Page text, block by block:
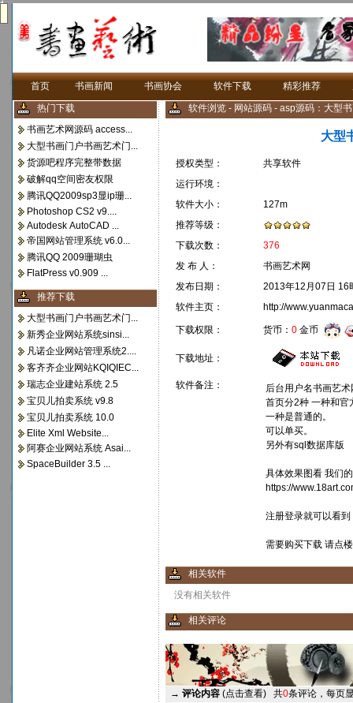
首页 书画新闻 书画协会 软件下载 精彩推荐
热门下载
书画艺术网源码 access...
大型书画门户书画艺术门...
货源吧程序完整带数据
破解qq空间密友权限
腾讯QQ2009sp3显ip珊...
Photoshop CS2 v9....
Autodesk AutoCAD ...
帝国网站管理系统 v6.0...
腾讯QQ 2009珊瑚虫
FlatPress v0.909 ...
推荐下载
大型书画门户书画艺术门...
新秀企业网站系统sinsi...
凡诺企业网站管理系统2....
客齐齐企业网站KQIQIEC...
瑞志企业建站系统 2.5
宝贝儿拍卖系统 v9.8
宝贝儿拍卖系统 10.0
Elite Xml Website...
阿赛企业网站系统 Asai...
SpaceBuilder 3.5 ...
软件浏览 - 网站源码 - asp源码：大型
大型
授权类型：
共享软件
运行环境：
软件大小：
127m
推荐等级：
下载次数：
376
发 布 人：
书画艺术网
发布日期：
2013年12月07日 16
软件主页：
http://
下载权限： 货币： 0金币
下载地址：
软件备注：
后台用户名书画艺
首页分2种 一种和官
一种是普通的。
可以单买。
另外有sql数据库版
具体效果图看 我们
https://
注册登录就可以看到
需要购买下载 请点
相关软件
没有相关软件
相关评论
→ 评论内容 (点击查看) 共0条评论，每页